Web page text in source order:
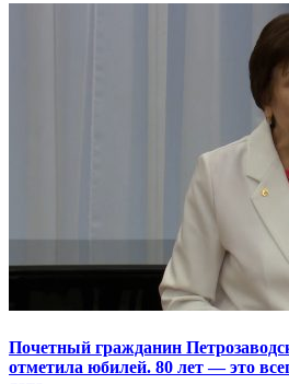
Почетный гражданин
отметила юбилей. 80 лет — это